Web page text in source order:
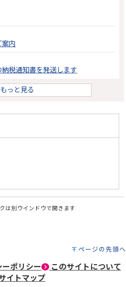
案内
税通知書を発送します
もっと見る
は別ウインドウで開きます
ページの先頭へ
ポリシー
このサイトについて
イトマップ